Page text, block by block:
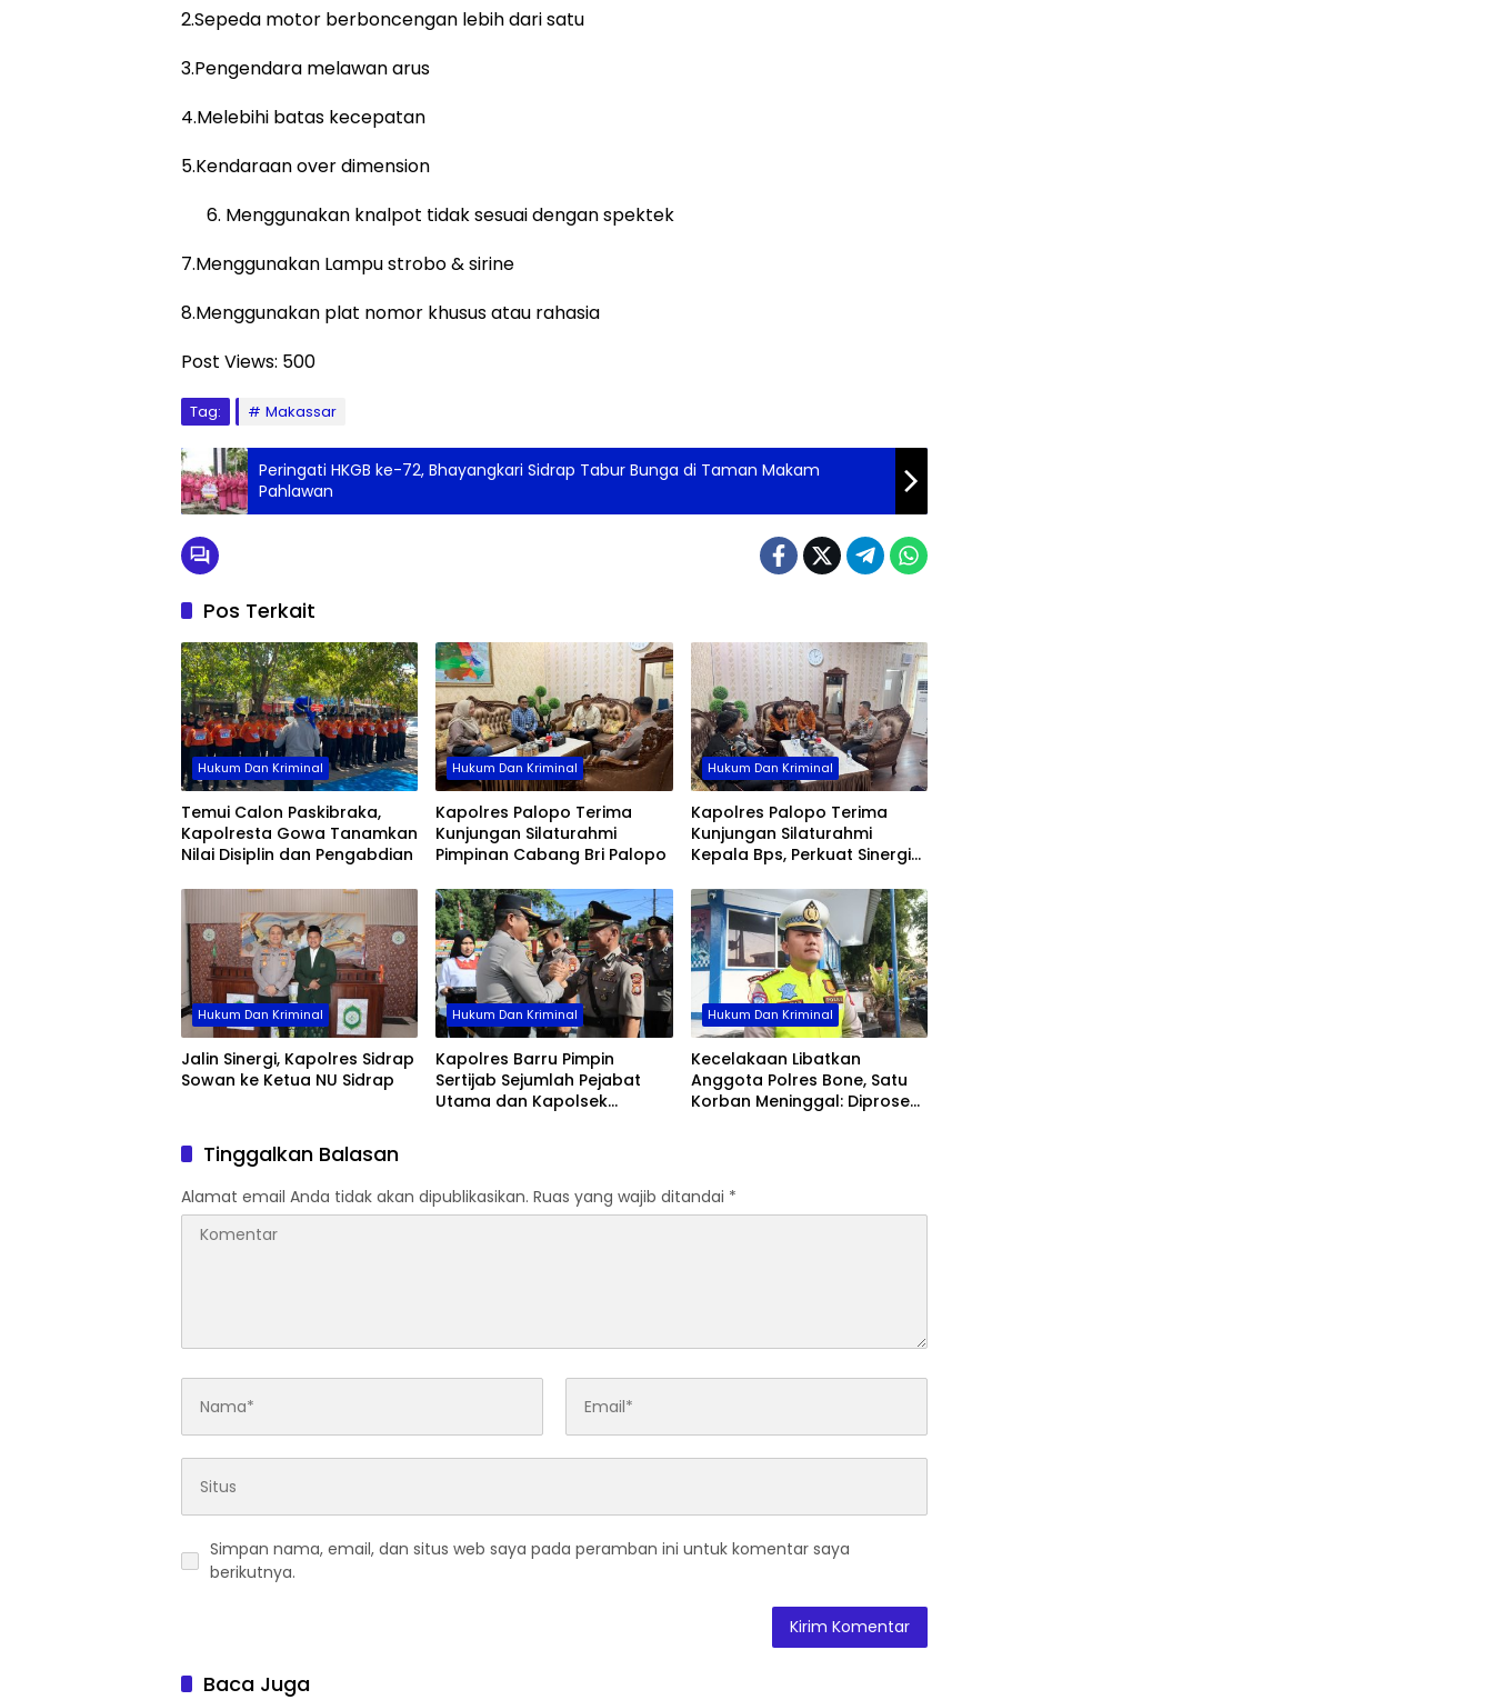
2.Sepeda motor berboncengan lebih dari satu
3.Pengendara melawan arus
4.Melebihi batas kecepatan
5.Kendaraan over dimension
Menggunakan knalpot tidak sesuai dengan spektek
7.Menggunakan Lampu strobo & sirine
8.Menggunakan plat nomor khusus atau rahasia
Post Views: 500
Tag: Makassar
Peringati HKGB ke-72, Bhayangkari Sidrap Tabur Bunga di Taman Makam
Pahlawan
Pos Terkait
Hukum Dan Kriminal
Temui Calon Paskibraka,
Kapolresta Gowa Tanamkan
Nilai Disiplin dan Pengabdian
Hukum Dan Kriminal
Kapolres Palopo Terima
Kunjungan Silaturahmi
Pimpinan Cabang Bri Palopo
Hukum Dan Kriminal
Kapolres Palopo Terima
Kunjungan Silaturahmi
Kepala Bps, Perkuat Sinergi
Hukum Dan Kriminal
Jalin Sinergi, Kapolres Sidrap
Sowan ke Ketua NU Sidrap
Hukum Dan Kriminal
Kapolres Barru Pimpin
Sertijab Sejumlah Pejabat
Utama dan Kapolsek
Hukum Dan Kriminal
Kecelakaan Libatkan
Anggota Polres Bone, Satu
Korban Meninggal: Diproses
Tinggalkan Balasan
Alamat email Anda tidak akan dipublikasikan. Ruas yang wajib ditandai *
Simpan nama, email, dan situs web saya pada peramban ini untuk komentar saya
berikutnya.
Baca Juga